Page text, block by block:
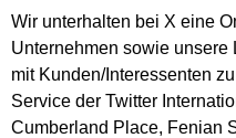
Wir unterhalten bei X eine
Unternehmen sowie unsere
mit Kunden/Interessenten
Service der Twitter
Cumberland Place, Fenian